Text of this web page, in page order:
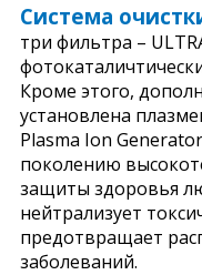
Система
три фильтра –
Кроме этого,
установлена
Plasma Ion
поколению
защиты здоровья
нейтрализует
предотвращает
заболеваний.